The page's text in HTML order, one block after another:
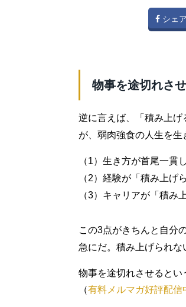
シェア
物事を途切れさ
逆に言えば、「積み上げ
が、弱肉強食の人生を生
（1）生き方が首尾一貫
（2）経験が「積み上げ
（3）キャリアが「積み
この3点がきちんと自分
急にだ。積み上げられな
物事を途切れさせるとい
（有料メルマガ好評配信